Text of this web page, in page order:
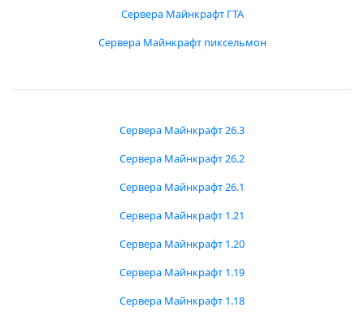
Сервера Майнкрафт ГТА
Сервера Майнкрафт пиксельмон
Сервера Майнкрафт 26.3
Сервера Майнкрафт 26.2
Сервера Майнкрафт 26.1
Сервера Майнкрафт 1.21
Сервера Майнкрафт 1.20
Сервера Майнкрафт 1.19
Сервера Майнкрафт 1.18